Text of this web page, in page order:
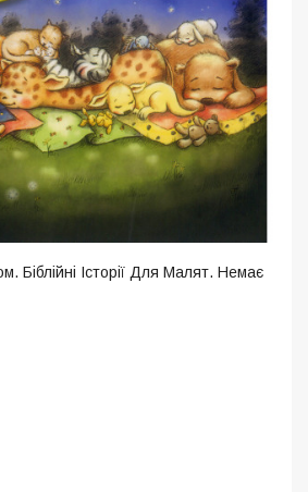
Біблійні Історії Для Малят. Немає